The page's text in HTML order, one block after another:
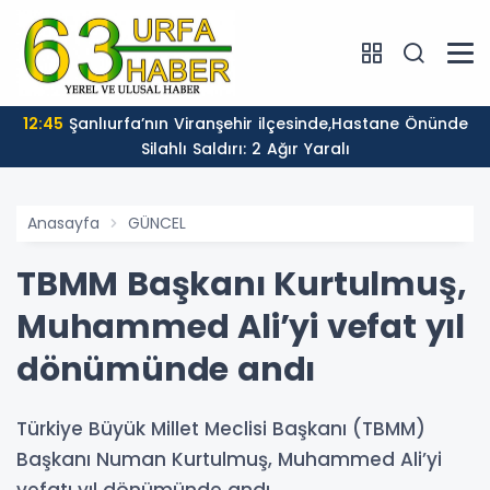
12:45
Silahlı Saldırı: 2 Ağır Yaralı
Anasayfa GÜNCEL
TBMM Başkanı Kurtulmuş,
Muhammed Ali’yi vefat yıl
dönümünde andı
Türkiye Büyük Millet Meclisi Başkanı (TBMM)
Başkanı Numan Kurtulmuş, Muhammed Ali’yi